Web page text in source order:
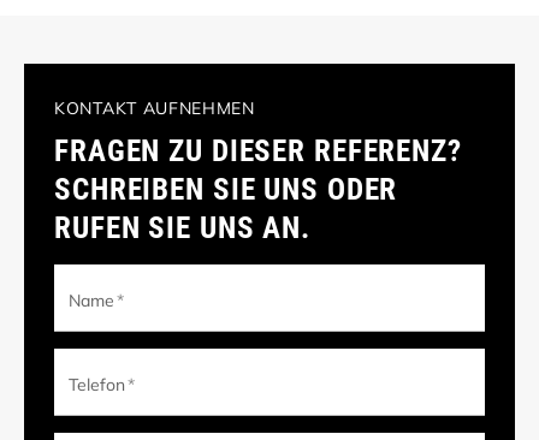
KONTAKT AUFNEHMEN
FRAGEN ZU DIESER REFERENZ?
SCHREIBEN SIE UNS ODER
RUFEN SIE UNS AN.
Name*
Telefon*